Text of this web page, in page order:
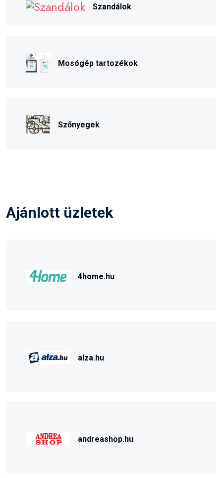
Szandálok
Mosógép tartozékok
Szőnyegek
Ajánlott üzletek
4home.hu
alza.hu
andreashop.hu